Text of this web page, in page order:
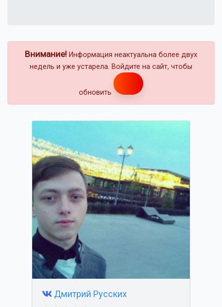
Внимание! Информация неактуальна более двух
недель и уже устарела. Войдите на сайт, чтобы
обновить
Дмитрий Русских